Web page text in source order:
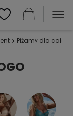
Piżamy dla całej